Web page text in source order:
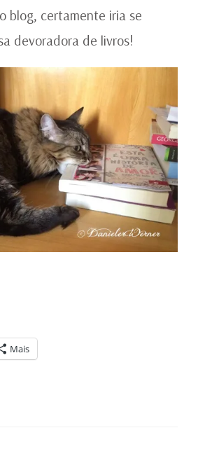
blog, certamente iria se
devoradora de livros!
Mais